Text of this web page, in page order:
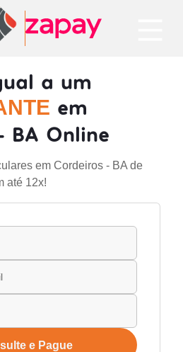
a um
em
BA Online
em Cordeiros - BA de
até 12x!
e Pague